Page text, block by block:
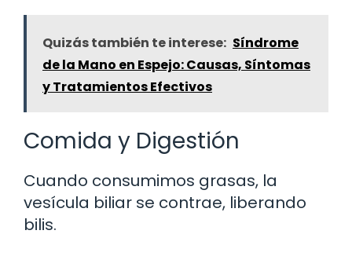
Quizás también te interese: Síndrome
de la Mano en Espejo: Causas, Síntomas
y Tratamientos Efectivos
Comida y Digestión
Cuando consumimos grasas, la
vesícula biliar se contrae, liberando
bilis.